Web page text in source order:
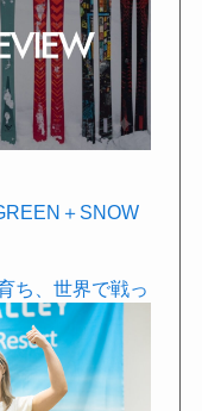
＋SNOW
ち、世界で戦っ